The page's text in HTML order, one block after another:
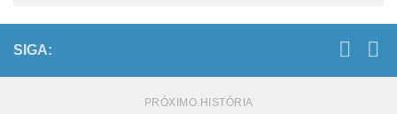
SIGA:
PRÓXIMO HISTÓRIA